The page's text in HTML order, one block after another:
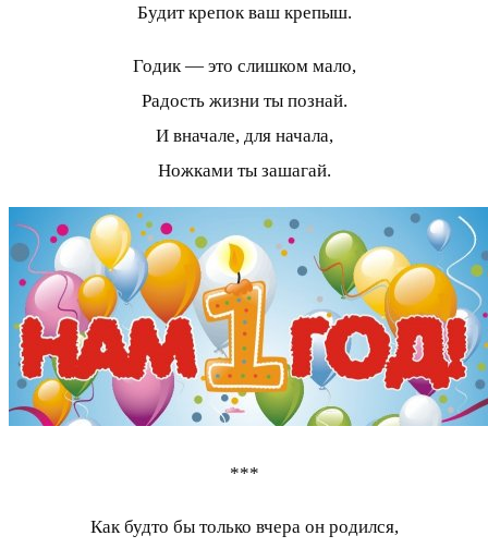
Будит крепок ваш крепыш.
Годик — это слишком мало,
Радость жизни ты познай.
И вначале, для начала,
Ножками ты зашагай.
***
Как будто бы только вчера он родился,